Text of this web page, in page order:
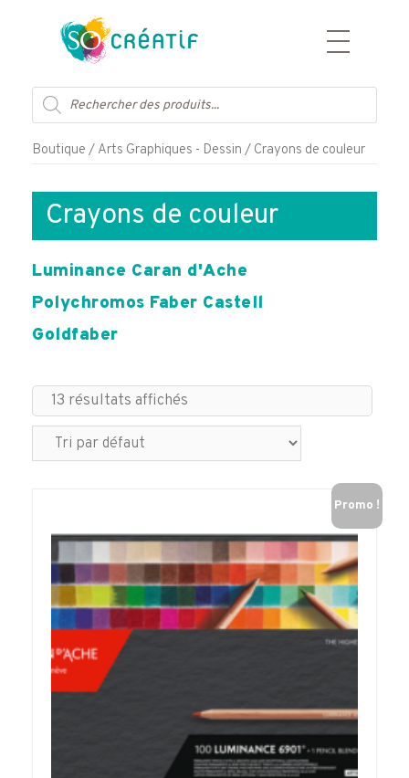
contenu
Boutique / Arts Graphiques - Dessin / Crayons de couleur
Recherche
de
produits
Crayons de couleur
Luminance Caran d'Ache
Polychromos Faber Castell
Goldfaber
13 résultats affichés
Promo !